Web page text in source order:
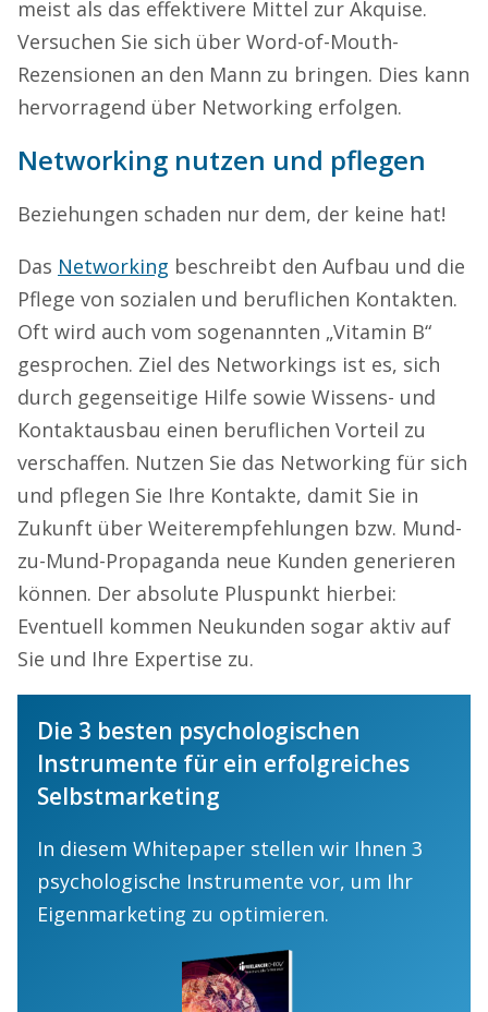
meist als das effektivere Mittel zur Akquise.
Versuchen Sie sich über Word-of-Mouth-
Rezensionen an den Mann zu bringen. Dies kann
hervorragend über Networking erfolgen.
Networking nutzen und pflegen
Beziehungen schaden nur dem, der keine hat!
Das Networking beschreibt den Aufbau und die
Pflege von sozialen und beruflichen Kontakten.
Oft wird auch vom sogenannten „Vitamin B“
gesprochen. Ziel des Networkings ist es, sich
durch gegenseitige Hilfe sowie Wissens- und
Kontaktausbau einen beruflichen Vorteil zu
verschaffen. Nutzen Sie das Networking für sich
und pflegen Sie Ihre Kontakte, damit Sie in
Zukunft über Weiterempfehlungen bzw. Mund-
zu-Mund-Propaganda neue Kunden generieren
können. Der absolute Pluspunkt hierbei:
Eventuell kommen Neukunden sogar aktiv auf
Sie und Ihre Expertise zu.
Die 3 besten psychologischen
Instrumente für ein erfolgreiches
Selbstmarketing
In diesem Whitepaper stellen wir Ihnen 3
psychologische Instrumente vor, um Ihr
Eigenmarketing zu optimieren.